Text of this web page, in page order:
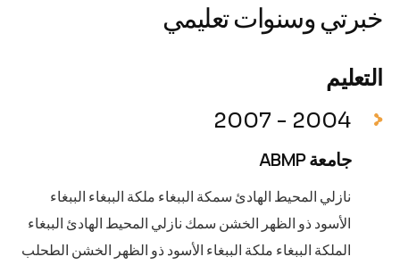
خبرتي وسنوات تعليمي
التعليم
2004 - 2007
جامعة ABMP
نازلي المحيط الهادئ سمكة الببغاء ملكة الببغاء الببغاء
الأسود ذو الظهر الخشن سمك نازلي المحيط الهادئ الببغاء
الملكة الببغاء ملكة الببغاء الأسود ذو الظهر الخشن الطحلب